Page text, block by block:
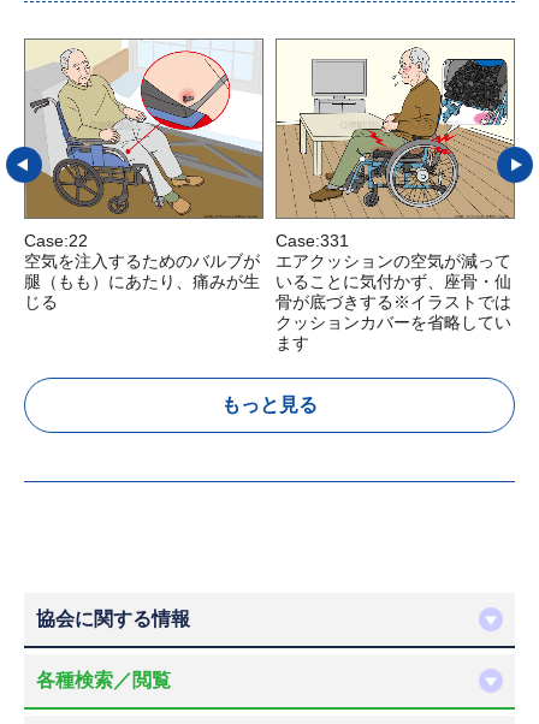
Case:22
空気を注入するためのバルブが
腿（もも）にあたり、痛みが生
じる
Case:331
エアクッションの空気が減って
いることに気付かず、座骨・仙
骨が底づきする※イラストでは
クッションカバーを省略してい
ます
もっと見る
協会に関する情報
各種検索／閲覧